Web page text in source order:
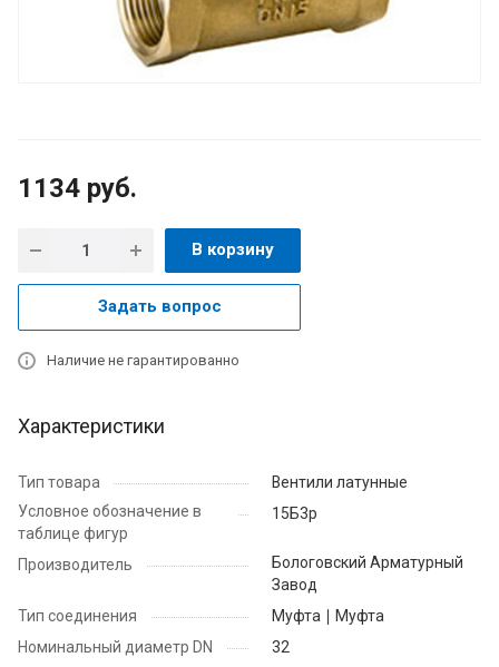
1134 руб.
В корзину
Задать вопрос
Наличие не гарантированно
Характеристики
Тип товара
Вентили латунные
Условное обозначение в
таблице фигур
15Б3р
Производитель
Бологовский Арматурный
Завод
Тип соединения
Муфта ∣ Муфта
Номинальный диаметр DN
32